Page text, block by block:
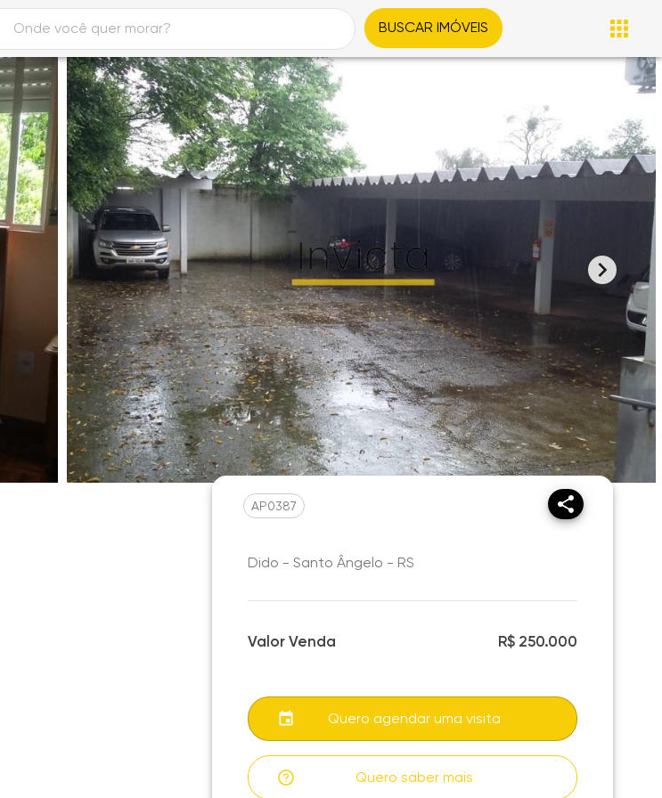
BUSCAR IMÓVEIS
AP0387
Dido - Santo Ângelo - RS
Valor Venda R$ 250.000
Quero agendar uma visita
Quero saber mais